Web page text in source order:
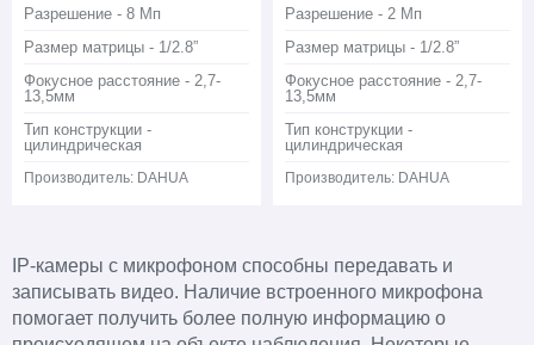
Разрешение - 8 Мп
Размер матрицы - 1/2.8”
Фокусное расстояние - 2,7-
13,5мм
Тип конструкции -
цилиндрическая
Производитель: DAHUA
Разрешение - 2 Мп
Размер матрицы - 1/2.8”
Фокусное расстояние - 2,7-
13,5мм
Тип конструкции -
цилиндрическая
Производитель: DAHUA
IP-камеры с микрофоном способны передавать и
записывать видео. Наличие встроенного микрофона
помогает получить более полную информацию о